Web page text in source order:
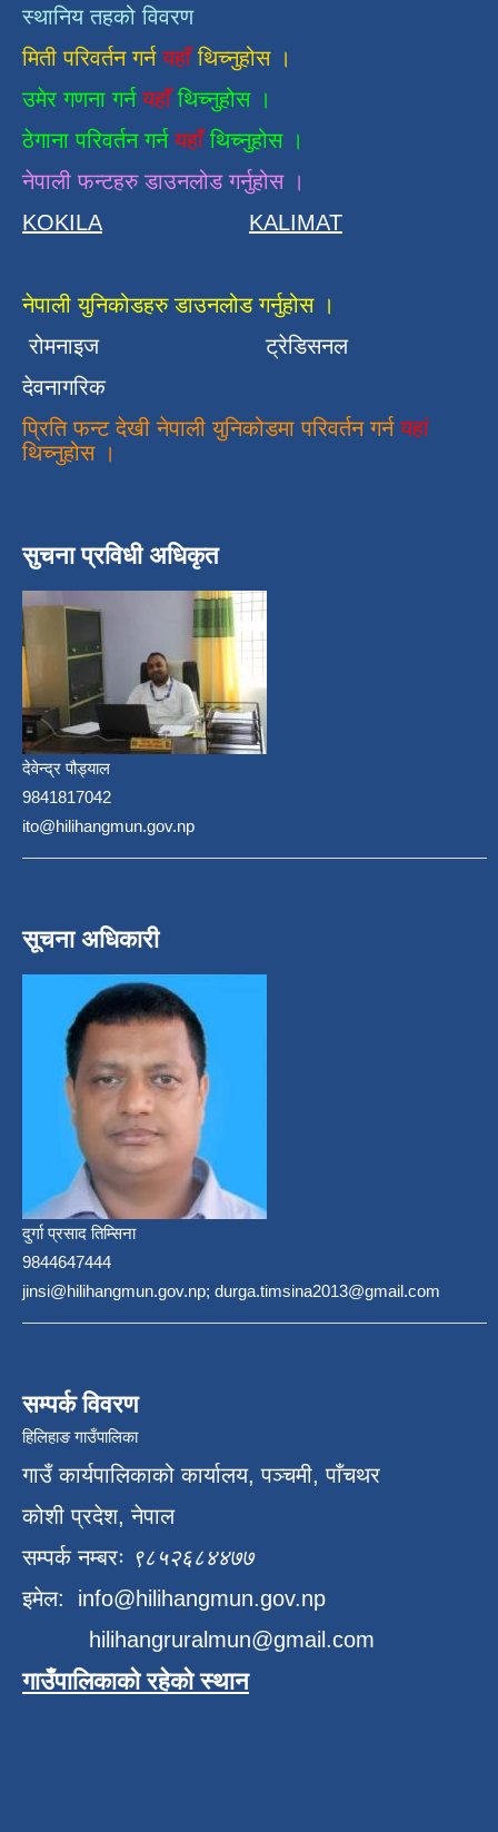
स्थानिय तहको विवरण
मिती परिवर्तन गर्न यहाँ थिच्नुहोस ।
उमेर गणना गर्नयहाँथिच्नुहोस ।
ठेगाना परिवर्तन गर्नयहाँ थिच्नुहोस ।
नेपाली फन्टहरु डाउनलोड गर्नुहोस ।
KOKILA
KALIMAT
नेपाली युनिकोडहरु डाउनलोड गर्नुहोस ।
रोमनाइज
ट्रेडिसनल
देवनागरिक
प्रिति फन्ट देखी नेपाली युनिकोडमा परिवर्तन गर्न यहां
थिच्नुहोस ।
सुचना प्रविधी अधिकृत
देवेन्द्र पौड्याल
9841817042
ito@hilihangmun.gov.np
सूचना अधिकारी
दुर्गा प्रसाद तिम्सिना
9844647444
jinsi@hilihangmun.gov.np; durga.timsina2013@gmail.com
सम्पर्क विवरण
हिलिहाङ गाउँपालिका
गाउँ कार्यपालिकाको कार्यालय, पञ्चमी, पाँचथर
कोशी प्रदेश, नेपाल
सम्पर्क नम्बरः ९८५२६८४४७७
इमेल: info@hilihangmun.gov.np
hilihangruralmun@gmail.com
गाउँपालिकाको रहेको स्थान